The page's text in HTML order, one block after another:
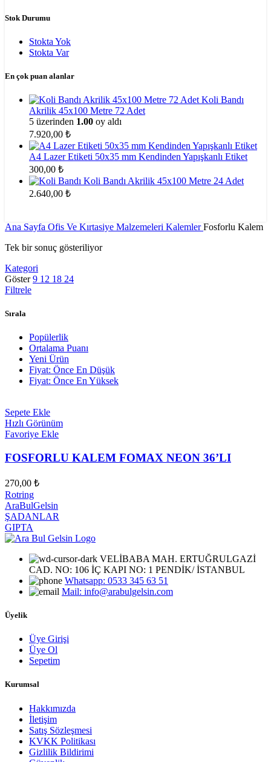
Stok Durumu
Stokta Yok
Stokta Var
En çok puan alanlar
Koli Bandı
Akrilik 45x100 Metre 72 Adet
5 üzerinden 1.00 oy aldı
7.920,00 ₺
A4 Lazer Etiketi 50x35 mm Kendinden Yapışkanlı Etiket
300,00 ₺
Koli Bandı Akrilik 45x100 Metre 24 Adet
2.640,00 ₺
Ana Sayfa Ofis Ve Kırtasiye Malzemeleri KalemlerFosforlu Kalem
Tek bir sonuç gösteriliyor
Kategori
Göster9 12 18 24
Filtrele
Sırala
Popülerlik
Ortalama Puanı
Yeni Ürün
Fiyat: Önce En Düşük
Fiyat: Önce En Yüksek
Sepete Ekle
Hızlı Görünüm
Favoriye Ekle
FOSFORLU KALEM FOMAX NEON 36’LI
270,00 ₺
Rotring
AraBulGelsin
ŞADANLAR
GIPTA
VELİBABA MAH. ERTUĞRULGAZİ
CAD. NO: 106 İÇ KAPI NO: 1 PENDİK/ İSTANBUL
Whatsapp: 0533 345 63 51
Mail: info@arabulgelsin.com
Üyelik
Üye Girişi
Üye Ol
Sepetim
Kurumsal
Hakkımızda
İletişim
Satış Sözleşmesi
KVKK Politikası
Gizlilik Bildirimi